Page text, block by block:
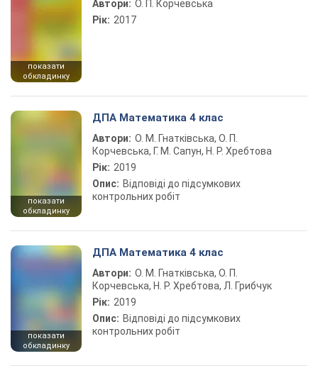
показати
обкладинку
Автори: О. П. Корчевська
Рік: 2017
показати
обкладинку
ДПА Математика 4 клас
Автори: О. М. Гнатківська, О. П.
Корчевська, Г. М. Сапун, Н. Р. Хребтова
Рік: 2019
Опис: Відповіді до підсумкових
контрольних робіт
показати
обкладинку
ДПА Математика 4 клас
Автори: О. М. Гнатківська, О. П.
Корчевська, Н. Р. Хребтова, Л. Грибчук
Рік: 2019
Опис: Відповіді до підсумкових
контрольних робіт